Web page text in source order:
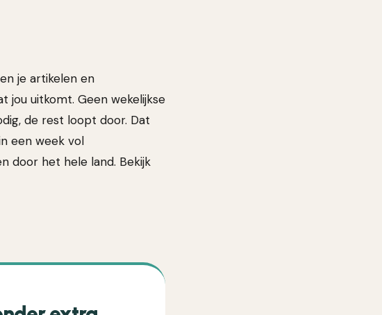
je artikelen en
jou uitkomt. Geen wekelijkse
de rest loopt door. Dat
een week vol
door het hele land. Bekijk